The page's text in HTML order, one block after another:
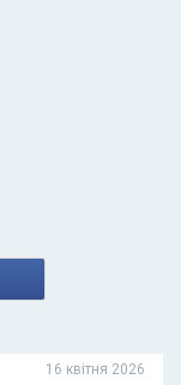
16 квітня 2026